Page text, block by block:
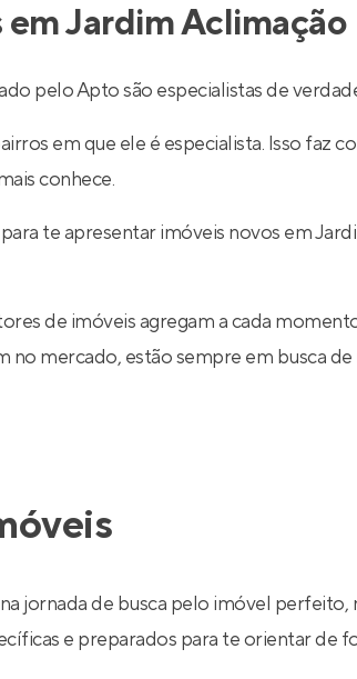
Jardim Aclimação
pelo Apto são especialistas de
em que ele é especialista. Isso faz
conhece.
te apresentar imóveis novos em
de imóveis agregam a cada
no mercado, estão sempre em busca
jornada de busca pelo imóvel
e preparados para te orientar de